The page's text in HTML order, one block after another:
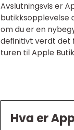
Avslutningsvis er
butikksopplevelse
om du er en
definitivt verdt det
turen til Apple
Hva er